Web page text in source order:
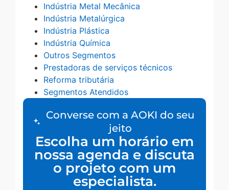
Indústria Metal Mecânica
Indústria Metalúrgica
Indústria Plástica
Indústria Química
Outros Segmentos
Prestadoras de serviços técnicos
Reforma tributária
Segmentos Atendidos
Converse com a AOKI do seu
jeito
Escolha um horário em
nossa agenda e discuta
o projeto com um
especialista.